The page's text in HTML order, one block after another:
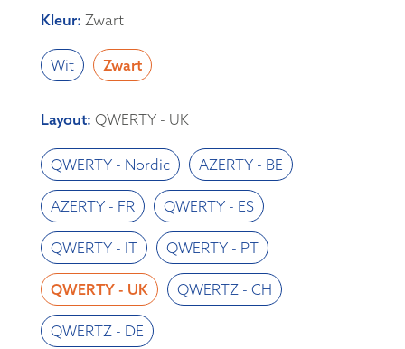
Kleur: Zwart
Wit Zwart
Layout: QWERTY - UK
QWERTY - Nordic AZERTY - BE
AZERTY - FR QWERTY - ES
QWERTY - IT QWERTY - PT
QWERTY - UK QWERTZ - CH
QWERTZ - DE